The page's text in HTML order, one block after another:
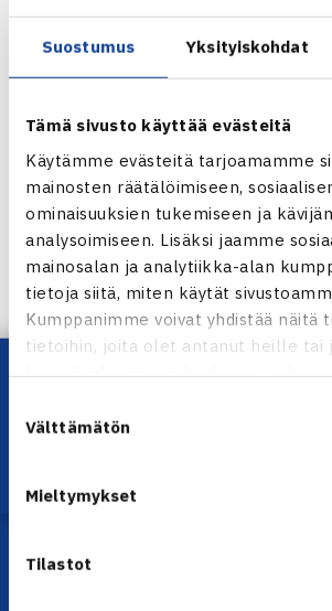
Suostumus Yksityiskohdat
Tämä sivusto käyttää evästeitä
Käytämme evästeitä tarjoamamme
mainosten räätälöimiseen,
ominaisuuksien tukemiseen ja
analysoimiseen. Lisäksi jaamme
mainosalan ja analytiikka-alan
tietoja siitä, miten käytät
Kumppanimme voivat yhdistää näitä
tietoihin, joita olet antanut heille tai
kun olet käyttänyt heidän
valinta
Välttämätön
Mieltymykset
Tilastot
Jaa:
← Edellinen
Lataa OmaTennis!